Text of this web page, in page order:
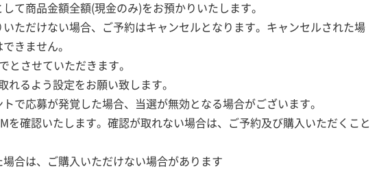
て商品金額全額(現金のみ)をお預かりいたします。
いただけない場合、ご予約はキャンセルとなります。キャンセルされた場
きません。
とさせていただきます。
れるよう設定をお願い致します。
で応募が発覚した場合、当選が無効となる場合がございます。
を確認いたします。確認が取れない場合は、ご予約及び購入いただくこと
場合は、ご購入いただけない場合があります